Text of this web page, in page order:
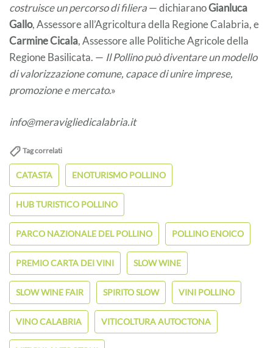
costruisce un percorso di filiera— dichiaranoGianluca
Gallo, Assessore all’Agricoltura della Regione Calabria, e
Carmine Cicala, Assessore alle Politiche Agricole della
Regione Basilicata. — Il Pollino può diventare un modello
di valorizzazione comune, capace di unire imprese,
promozione e mercato.»
info@meravigliedicalabria.it
Tag correlati
CATASTA ENOTURISMO POLLINO
HUB TURISTICO POLLINO
PARCO NAZIONALE DEL POLLINO POLLINO ENOICO
PREMIO CARTA DEI VINI SLOW WINE
SLOW WINE FAIR SPIRITO SLOW VINI POLLINO
VINO CALABRIA VITICOLTURA AUTOCTONA